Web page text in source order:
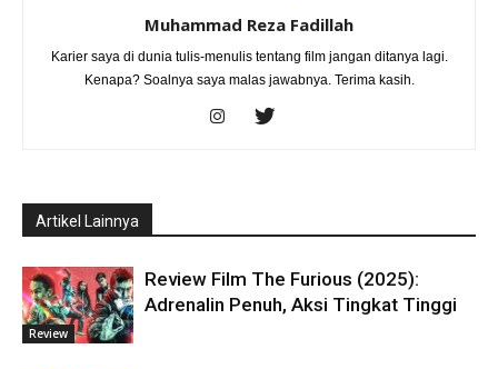
Muhammad Reza Fadillah
Karier saya di dunia tulis-menulis tentang film jangan ditanya lagi.
Kenapa? Soalnya saya malas jawabnya. Terima kasih.
Artikel Lainnya
Review
Review Film The Furious (2025):
Adrenalin Penuh, Aksi Tingkat Tinggi